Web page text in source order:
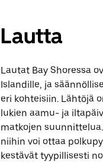
Lautta
Lautat Bay Shoressa
Islandille, ja
eri kohteisiin. Lähtöjä
lukien aamu- ja
matkojen
niihin voi ottaa
kestävät tyypillisesti